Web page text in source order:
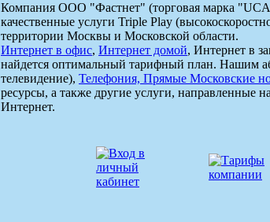
Компания ООО "Фастнет" (торговая марка
качественные услуги Triple Play
территории Москвы и Московской области.
Интернет в офис, Интернет домой, Интернет в
найдется оптимальный тарифный план. Нашим
телевидение), Телефония, Прямые Московские
ресурсы, а также другие услуги, направленные
Интернет.